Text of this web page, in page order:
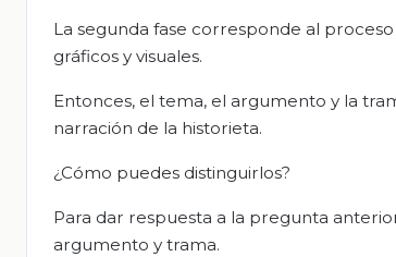
La segunda fase corresponde al
gráficos y visuales.
Entonces, el tema, el argumento y la
narración de la historieta.
¿Cómo puedes distinguirlos?
Para dar respuesta a la pregunta
argumento y trama.